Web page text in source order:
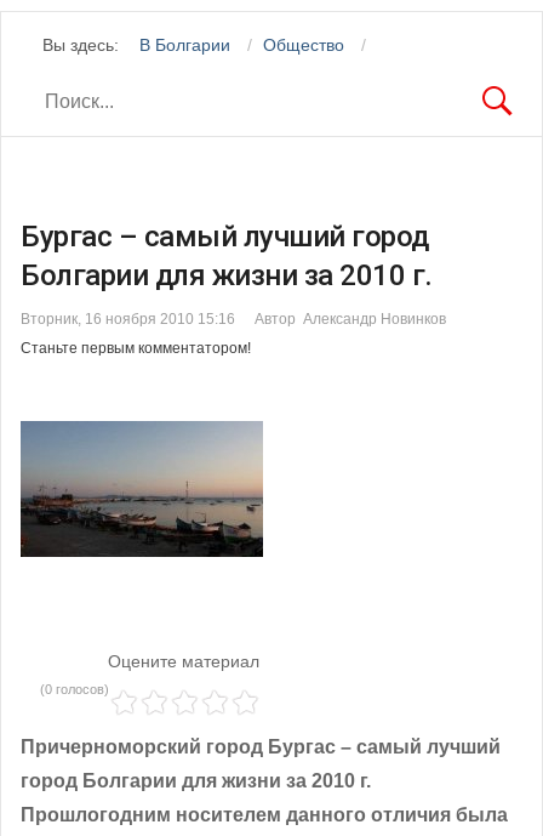
Вы здесь: В Болгарии Общество
Бургас – самый лучший город
Болгарии для жизни за 2010 г.
Вторник, 16 ноября 2010 15:16
Автор Александр Новинков
Станьте первым комментатором!
Оцените материал
(0 голосов)
Причерноморский город Бургас – самый лучший
город Болгарии для жизни за 2010 г.
Прошлогодним носителем данного отличия была